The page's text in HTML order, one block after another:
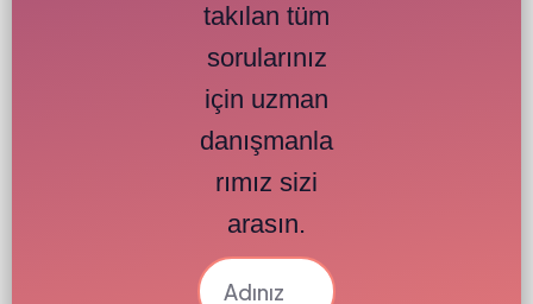
takılan tüm
sorularınız
için uzman
danışmanla
rımız sizi
arasın.